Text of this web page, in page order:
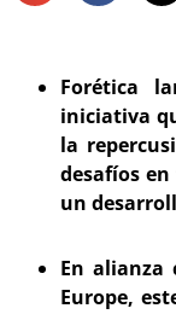
Forética
iniciativa
la
desafíos
un
En alianza
Europe,